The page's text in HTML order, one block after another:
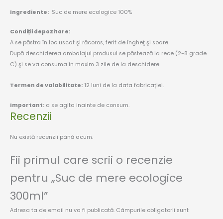
Ingrediente: Suc de mere ecologice 100%
Condiții depozitare:
A se păstra în loc uscat şi răcoros, ferit de îngheţ şi soare.
După deschiderea ambalajul produsul se păstează la rece (2-8 grade
C) şi se va consuma în maxim 3 zile de la deschidere
Termen de valabilitate: 12 luni de la data fabricației.
Important: a se agita inainte de consum.
Recenzii
Nu există recenzii până acum.
Fii primul care scrii o recenzie
pentru „Suc de mere ecologice
300ml”
Adresa ta de email nu va fi publicată. Câmpurile obligatorii sunt